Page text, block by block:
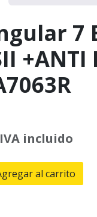
7
+ANTI
IVA incluido
al carrito